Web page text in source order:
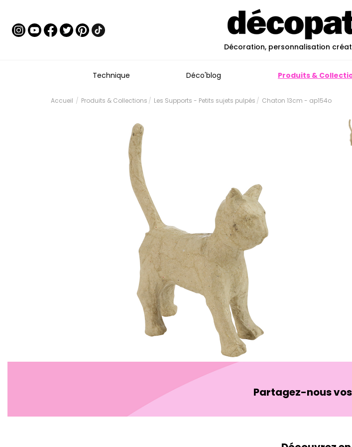
Décoration, personnalisation
Technique Déco'blog Produits &
Accueil Produits & Collections Les Supports - Petits sujets pulpés Chaton 13cm - ap154o
Partagez-nous